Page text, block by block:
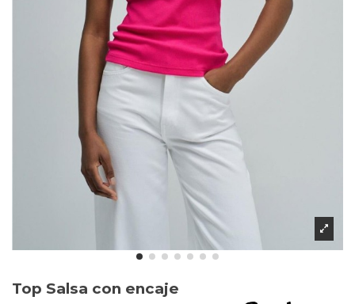
Top Salsa con encaje